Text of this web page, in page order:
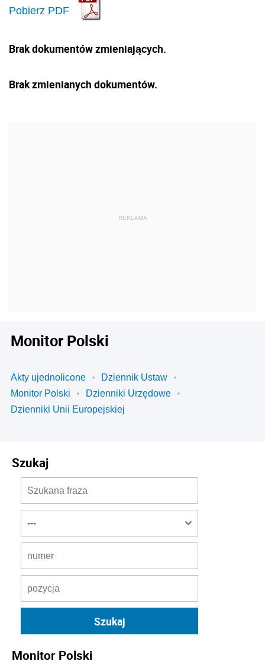
Pobierz PDF
Brak dokumentów zmieniających.
Brak zmienianych dokumentów.
Monitor Polski
Akty ujednolicone
Dziennik Ustaw
Monitor Polski
Dzienniki Urzędowe
Dzienniki Unii Europejskiej
Szukaj
Monitor Polski